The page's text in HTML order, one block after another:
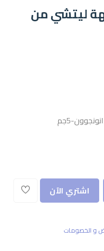
ليتشي من
5جم
اشتري الآن
و الخصومات